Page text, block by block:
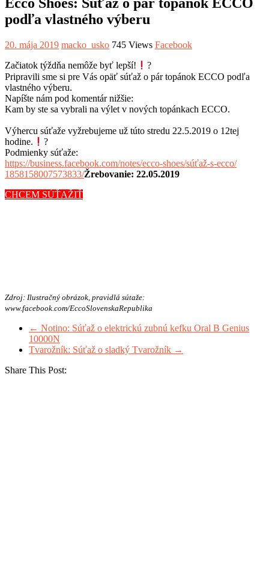
Ecco Shoes: Súťaž o pár topánok ECCO
podľa vlastného výberu
20. mája 2019 macko_usko 745 Views Facebook
Začiatok týždňa nemôže byť lepší!
?
Pripravili sme si pre Vás opäť súťaž o pár topánok ECCO podľa
vlastného výberu.
Napíšte nám pod komentár nižšie:
Kam by ste sa vybrali na výlet v nových topánkach ECCO.
Výhercu súťaže vyžrebujeme už túto stredu 22.5.2019 o 12tej
hodine.
?
Podmienky súťaže:
https://business.facebook.com/notes/ecco-shoes/súťaž-s-ecco/
1858158007573833/Žrebovanie: 22.05.2019
CHCEM SÚŤAŽIŤ
Zdroj: Ilustračný obrázok, pravidlá sútaže:
www.facebook.com/EccoSlovenskaRepublika
← Notino: Súťaž o elektrickú zubnú kefku Oral B Genius
10000N
Tvarožník: Súťaž o sladký Tvarožník →
Share This Post: